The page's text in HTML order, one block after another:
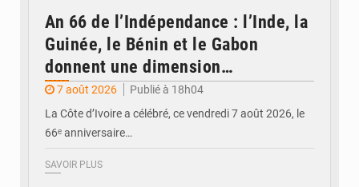
An 66 de l’Indépendance : l’Inde, la
Guinée, le Bénin et le Gabon
donnent une dimension
internationale au défilé de
Yopougon
7 août 2026
Publié à 18h04
La Côte d’Ivoire a célébré, ce vendredi 7 août 2026, le
66ᵉ anniversaire…
SAVOIR PLUS